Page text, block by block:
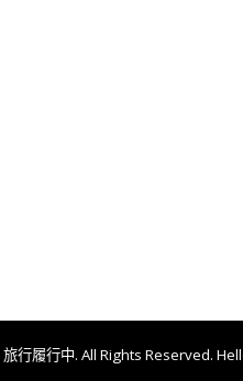
旅行履行中. All Rights Reserved.